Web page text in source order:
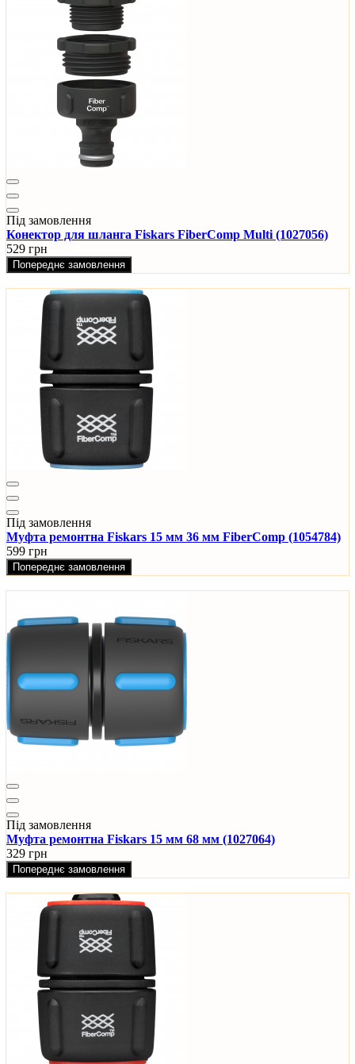
Під замовлення
Конектор для шланга Fiskars FiberComp Multi (1027056)
529 грн
Попереднє замовлення
Під замовлення
Муфта ремонтна Fiskars 15 мм 36 мм FiberComp (1054784)
599 грн
Попереднє замовлення
Під замовлення
Муфта ремонтна Fiskars 15 мм 68 мм (1027064)
329 грн
Попереднє замовлення